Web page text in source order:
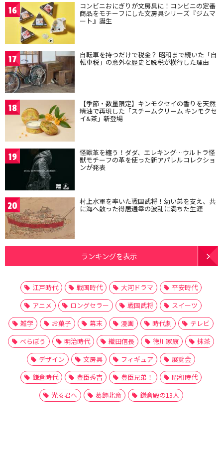
16 コンビニおにぎりが文房具に！コンビニの定番
商品をモチーフにした文房具シリーズ『ジムマ
ート』誕生
17 自転車を持つだけで税金？ 昭和まで続いた「自
転車税」の意外な歴史と脱税が横行した理由
18 【季節・数量限定】キンモクセイの香りを天然
精油で再現した「スチームクリーム キンモクセ
イ&茶」新登場
19 怪獣革を纏う！ダダ、エレキング…ウルトラ怪
獣モチーフの革を使った新アパレルコレクショ
ンが発表
20 村上水軍を率いた戦国武将！幼い弟を支え、共
に海へ散った得居通幸の波乱に満ちた生涯
ランキングを表示
江戸時代 戦国時代 大河ドラマ
平安時代
アニメ
ロングセラー 戦国武将
スイーツ
雑学
お菓子 幕末 漫画 時代劇
テレビ
べらぼう
明治時代 織田信長 徳川家康
抹茶
デザイン
文房具 フィギュア
展覧会
鎌倉時代
豊臣秀吉 豊臣兄弟！
昭和時代
光る君へ
葛飾北斎 鎌倉殿の13人